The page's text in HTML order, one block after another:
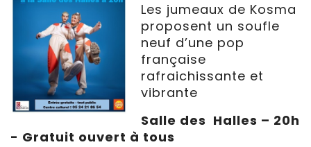
Les jumeaux de Kosma
proposent un soufle
neuf d’une pop
française
rafraichissante et
vibrante
Salle des Halles – 20h
- Gratuit ouvert à tous